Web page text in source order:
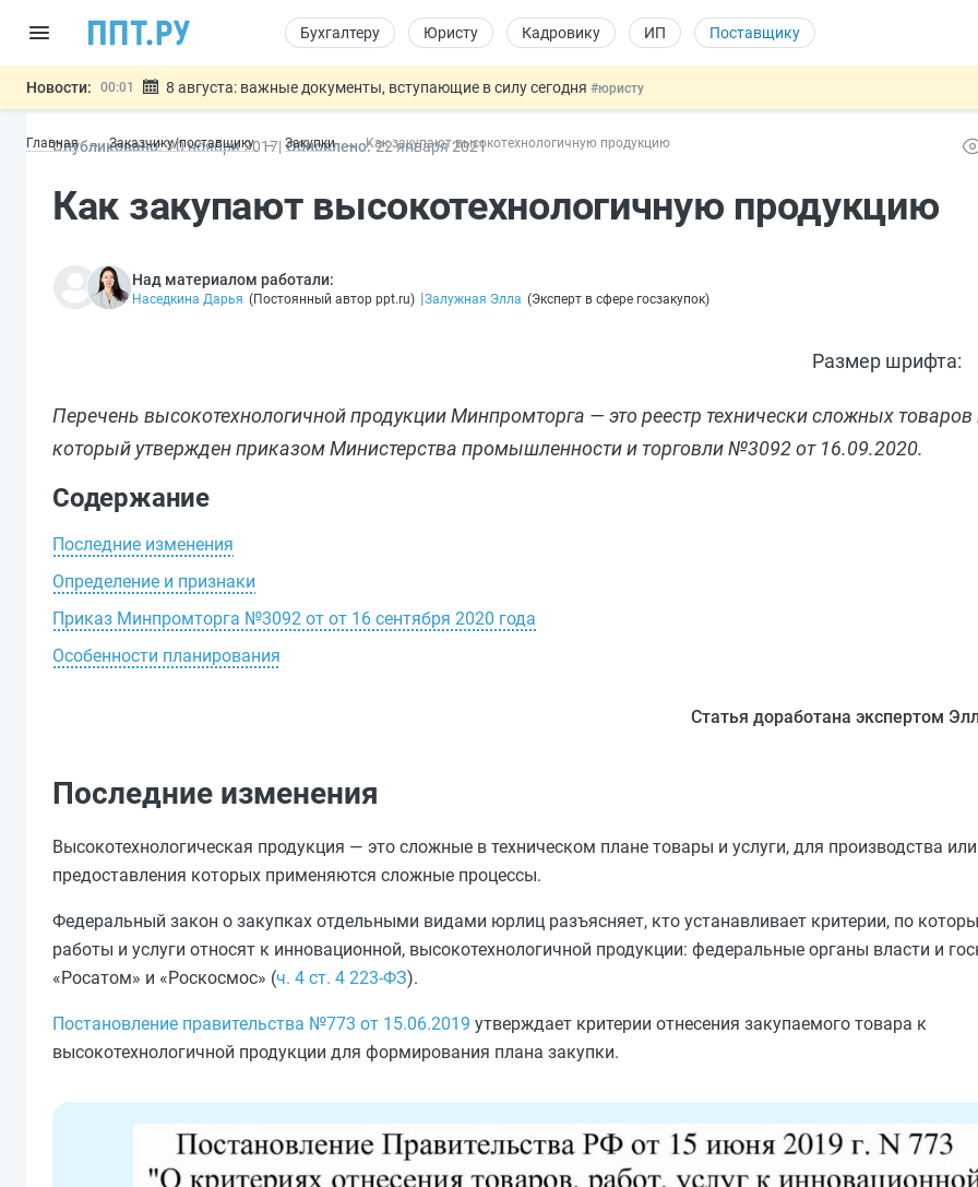
Бухгалтеру Юристу Кадровику ИП Поставщику
Новости: 00:01 8 августа: важные документы, вступающие в силу сегодня #юристу
07.08 Дистанционную работу беременных пропишут в ТК РФ#кадровику
07.08
Важно Разработают единые критерии трудовых и ГПХ-отношений #кадровику
Главная Заказчику/поставщику Закупки Как закупают высокотехнологичную продукцию
Опубликовано: 20 ноября2017 Обновлено: 22 января2021
Как закупают высокотехнологичную продукцию
Над материалом работали:
Наседкина Дарья (Постоянный автор ppt.ru) |Залужная Элла (Эксперт в сфере госзакупок)
Размер шрифта:
Перечень высокотехнологичной продукции Минпромторга — это реестр технически сложных товаров
который утвержден приказом Министерства промышленности и торговли №3092 от 16.09.2020.
Содержание
Последние изменения
Определение и признаки
Приказ Минпромторга №3092 от от 16 сентября 2020 года
Особенности планирования
Статья доработана экспертом
Последние изменения
Высокотехнологическая продукция — это сложные в техническом плане товары и услуги, для производства или
предоставления которых применяются сложные процессы.
Федеральный закон о закупках отдельными видами юрлиц разъясняет, кто устанавливает критерии, по
работы и услуги относят к инновационной, высокотехнологичной продукции: федеральные органы власти и
«Росатом» и «Роскосмос» (ч. 4 ст. 4 223-ФЗ).
Постановление правительства №773 от 15.06.2019 утверждает критерии отнесения закупаемого товара к
высокотехнологичной продукции для формирования плана закупки.